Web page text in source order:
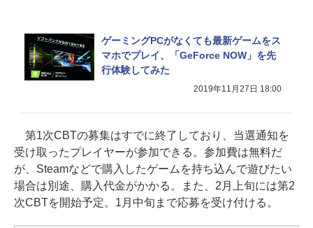
ゲーミングPCがなくても最新ゲームをス
マホでプレイ、「GeForce NOW」を先
行体験してみた
2019年11月27日 18:00
第1次CBTの募集はすでに終了しており、当選通知を
受け取ったプレイヤーが参加できる。参加費は無料だ
が、Steamなどで購入したゲームを持ち込んで遊びたい
場合は別途、購入代金がかかる。また、2月上旬には第2
次CBTを開始予定。1月中旬まで応募を受け付ける。